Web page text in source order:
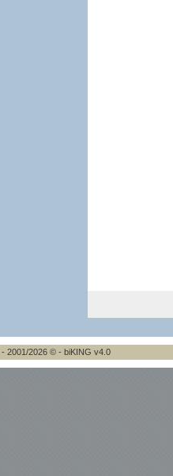
- 2001/2026 © - biKING v4.0